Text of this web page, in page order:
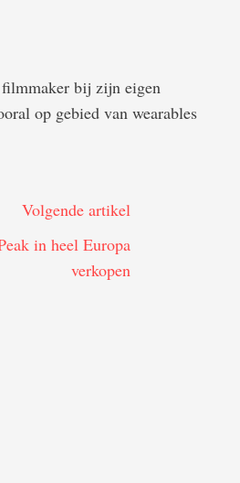
filmmaker bij zijn eigen
op gebied van wearables
Volgende artikel
in heel Europa
verkopen